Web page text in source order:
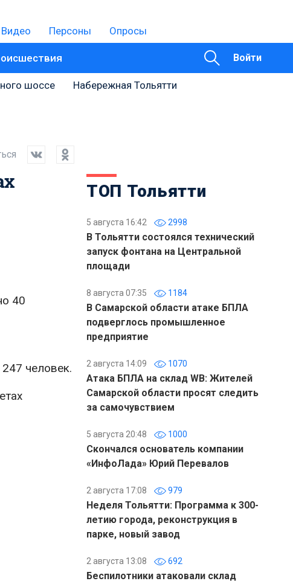
Видео Персоны Опросы
Войти
шоссе
Набережная Тольятти
40
человек.
ТОП Тольятти
5 августа 16:42 2998
В Тольятти состоялся технический
запуск фонтана на Центральной
площади
8 августа 07:35 1184
В Самарской области атаке БПЛА
подверглось промышленное
предприятие
2 августа 14:09 1070
Атака БПЛА на склад WB: Жителей
Самарской области просят следить
за самочувствием
5 августа 20:48 1000
Скончался основатель компании
«ИнфоЛада» Юрий Перевалов
2 августа 17:08 979
Неделя Тольятти: Программа к 300-
летию города, реконструкция в
парке, новый завод
2 августа 13:08 692
Беспилотники атаковали склад